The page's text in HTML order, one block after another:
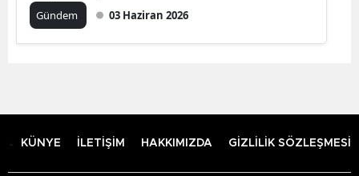
Gündem 03 Haziran 2026
KÜNYE İLETİŞİM HAKKIMIZDA GİZLİLİK SÖZLEŞMESİ